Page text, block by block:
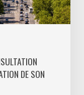
DE SON